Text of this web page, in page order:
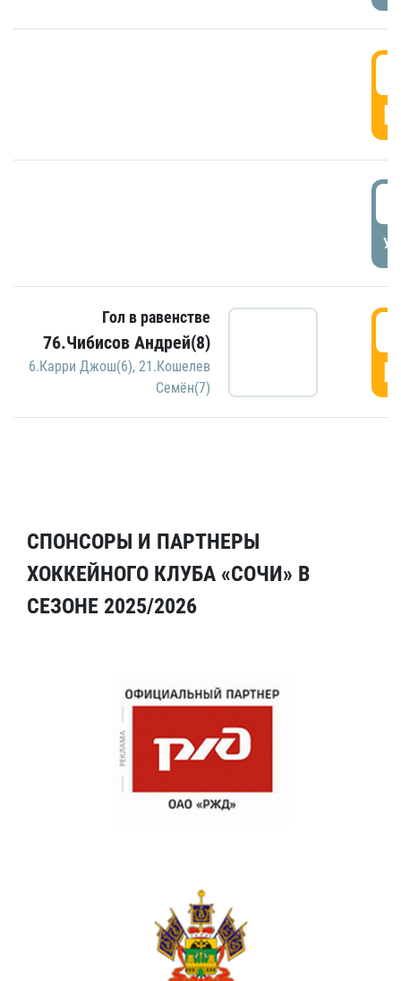
Гол в равенстве
76.Чибисов Андрей(8)
6.Карри Джош(6), 21.Кошелев
Семён(7)
СПОНСОРЫ И ПАРТНЕРЫ
ХОККЕЙНОГО КЛУБА «СОЧИ» В
СЕЗОНЕ 2025/2026